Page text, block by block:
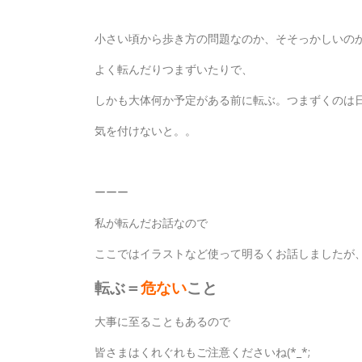
小さい頃から歩き方の問題なのか、そそっかしいの
よく転んだりつまずいたりで、
しかも大体何か予定がある前に転ぶ。つまずくのは
気を付けないと。。
ーーー
私が転んだお話なので
ここではイラストなど使って明るくお話しましたが、
転ぶ＝危ないこと
大事に至ることもあるので
皆さまはくれぐれもご注意くださいね(*_*;